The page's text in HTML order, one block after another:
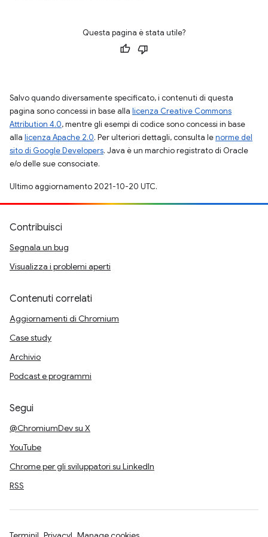
Questa pagina è stata utile?
Salvo quando diversamente specificato, i contenuti di questa
pagina sono concessi in base alla licenza Creative Commons
Attribution 4.0, mentre gli esempi di codice sono concessi in base
alla licenza Apache 2.0. Per ulteriori dettagli, consulta lenorme del
sito di Google Developers. Java è un marchio registrato di Oracle
e/o delle sue consociate.
Ultimo aggiornamento 2021-10-20 UTC.
Contribuisci
Segnala un bug
Visualizza i problemi aperti
Contenuti correlati
Aggiornamenti di Chromium
Case study
Archivio
Podcast e programmi
Segui
@ChromiumDev su X
YouTube
Chrome per gli sviluppatori su LinkedIn
RSS